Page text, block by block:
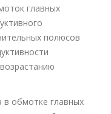
главных
полюсов
в обмотке главных